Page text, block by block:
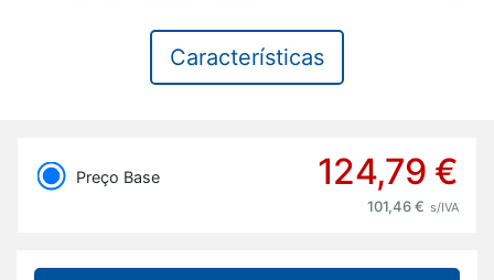
Características
Preço Base 124,79 €
101,46 € s/IVA